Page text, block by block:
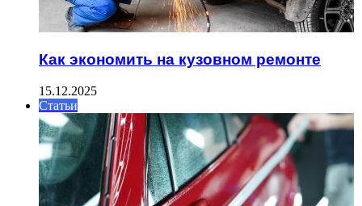
Как экономить на кузовном ремонте
15.12.2025
Статьи